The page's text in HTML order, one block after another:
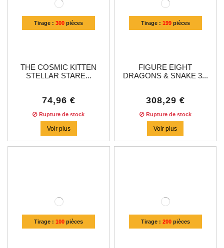
Tirage :300 pièces
THE COSMIC KITTEN
STELLAR STARE...
74,96 €
Rupture de stock
Voir plus
Tirage : 199pièces
FIGURE EIGHT
DRAGONS & SNAKE 3...
308,29 €
Rupture de stock
Voir plus
Tirage :100 pièces Tirage : 200pièces